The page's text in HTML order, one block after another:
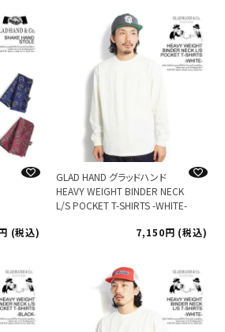
税込
GLAD HAND グラッドハンド
HEAVY WEIGHT BINDER NECK
L/S POCKET T-SHIRTS -WHITE-
7,150
税込